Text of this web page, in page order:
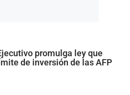
promulga ley que
de inversión de las AFP